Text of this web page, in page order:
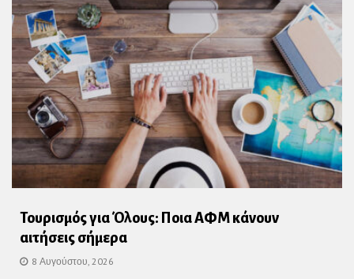
Τουρισμός για Όλους: Ποια ΑΦΜ κάνουν
αιτήσεις σήμερα
8 Αυγούστου, 2026